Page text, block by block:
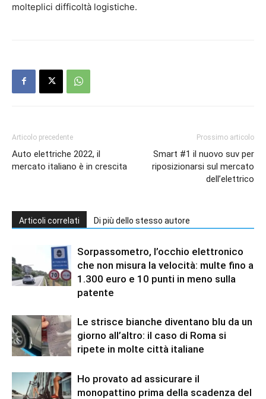
molteplici difficoltà logistiche.
Articolo precedente
Auto elettriche 2022, il
mercato italiano è in crescita
Prossimo articolo
Smart #1 il nuovo suv per
riposizionarsi sul mercato
dell’elettrico
Articoli correlati Di più dello stesso autore
Sorpassometro, l’occhio elettronico
che non misura la velocità: multe fino a
1.300 euro e 10 punti in meno sulla
patente
Le strisce bianche diventano blu da un
giorno all’altro: il caso di Roma si
ripete in molte città italiane
Ho provato ad assicurare il
monopattino prima della scadenza del